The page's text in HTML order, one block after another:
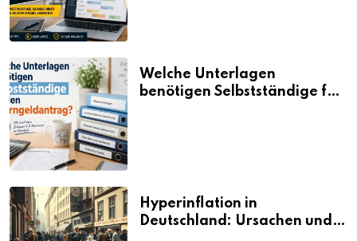
Welche Unterlagen
benötigen Selbstständige für
Hyperinflation in
Deutschland: Ursachen und